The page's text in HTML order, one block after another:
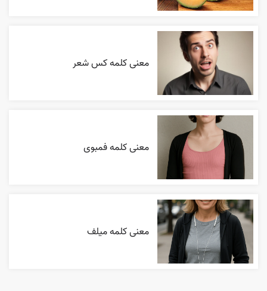
معنی کلمه کس شعر
معنی کلمه فمبوی
معنی کلمه میلف